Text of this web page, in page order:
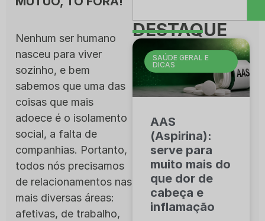
Nenhum ser humano
nasceu para viver
sozinho, e bem
sabemos que uma das
coisas que mais
adoece é o isolamento
social, a falta de
companhias. Portanto,
todos nós precisamos
de relacionamentos nas
mais diversas áreas:
afetivas, de trabalho,
DESTAQUE
SAÚDE GERAL E
DICAS
AAS
(Aspirina):
serve para
muito mais do
que dor de
cabeça e
inflamação